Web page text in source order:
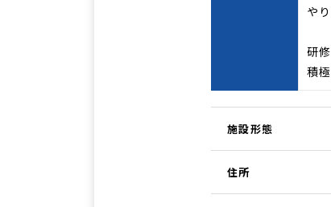
や
研
積
施設形態
住所